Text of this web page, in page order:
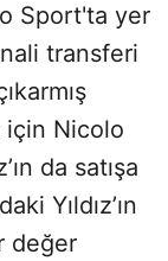
Sport'ta yer
transferi
için Nicolo
da satışa
Yıldız’ın
değer